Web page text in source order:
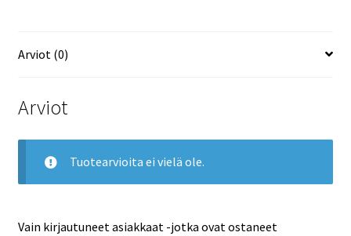
Arviot (0)
Arviot
Tuotearvioita ei vielä ole.
Vain kirjautuneet asiakkaat -jotka ovat ostaneet